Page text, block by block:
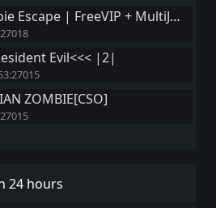
[GC] Zombie Escape | FreeVIP + MultiJump
Evil<<< |2|
ZOMBIE[CSO]
24 hours